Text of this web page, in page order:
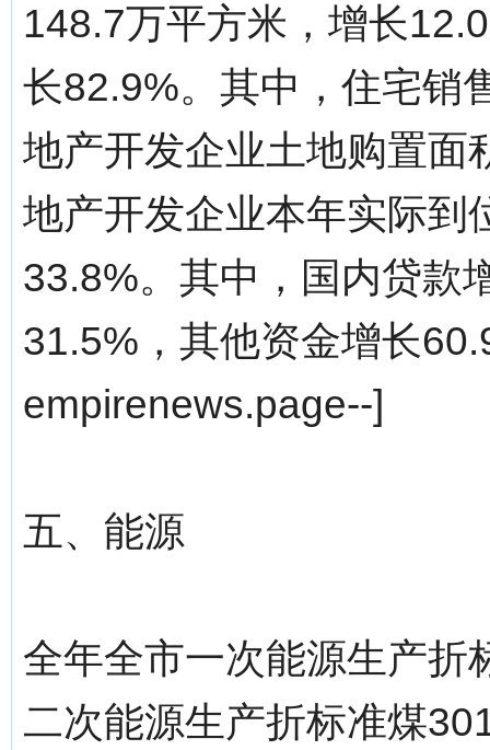
148.7万平方米，增长
长82.9%。其中，住宅销
地产开发企业土地购置面
地产开发企业本年实际到
33.8%。其中，国内贷款
31.5%，其他资金增长
empirenews.page--]
五、能源
全年全市一次能源生产折
二次能源生产折标准煤